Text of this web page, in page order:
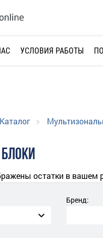
УСЛОВИЯ РАБОТЫ
Каталог
остатки в вашем
Бренд: